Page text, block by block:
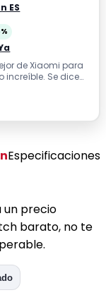
ES
de Xiaomi para
increíble. Se dice
no...
Especificaciones
un precio
barato, no te